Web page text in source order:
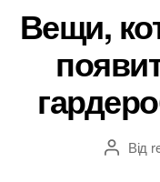
Вещи,
Автор
Від